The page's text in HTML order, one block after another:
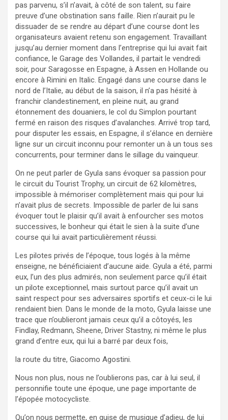
pas parvenu, s’il n’avait, à côté de son talent, su faire
preuve d’une obstination sans faille. Rien n’aurait pu le
dissuader de se rendre au départ d’une course dont les
organisateurs avaient retenu son engagement. Travaillant
jusqu’au dernier moment dans l’entreprise qui lui avait fait
confiance, le Garage des Vollandes, il partait le vendredi
soir, pour Saragosse en Espagne, à Assen en Hollande ou
encore à Rimini en Italic. Engagé dans une course dans le
nord de l’Italie, au début de la saison, il n’a pas hésité à
franchir clandestinement, en pleine nuit, au grand
étonnement des douaniers, le col du Simplon pourtant
fermé en raison des risques d’avalanches. Arrivé trop tard,
pour disputer les essais, en Espagne, il s’élance en dernière
ligne sur un circuit inconnu pour remonter un à un tous ses
concurrents, pour terminer dans le sillage du vainqueur.
On ne peut parler de Gyula sans évoquer sa passion pour
le circuit du Tourist Trophy, un circuit de 62 kilomètres,
impossible à mémoriser complètement mais qui pour lui
n’avait plus de secrets. Impossible de parler de lui sans
évoquer tout le plaisir qu’il avait à enfourcher ses motos
successives, le bonheur qui était le sien à la suite d’une
course qui lui avait particulièrement réussi.
Les pilotes privés de l’époque, tous logés à la même
enseigne, ne bénéficiaient d’aucune aide. Gyula a été, parmi
eux, l’un des plus admirés, non seulement parce qu’il était
un pilote exceptionnel, mais surtout parce qu’il avait un
saint respect pour ses adversaires sportifs et ceux-ci le lui
rendaient bien. Dans le monde de la moto, Gyula laisse une
trace que n’oublieront jamais ceux qu’il a côtoyés, les
Findlay, Redmann, Sheene, Driver Stastny, ni même le plus
grand d’entre eux, qui lui a barré par deux fois,
la route du titre, Giacomo Agostini.
Nous non plus, nous ne l’oublierons pas, car à lui seul, il
personnifie toute une époque, une page importante de
l’épopée motocycliste.
Qu’on nous permette, en guise de musique d’adieu, de lui